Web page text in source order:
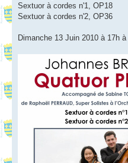
Sextuor à cordes n'1, OP18
Sextuor à cordes n'2, OP36
Dimanche 13 Juin 2010 à 17h